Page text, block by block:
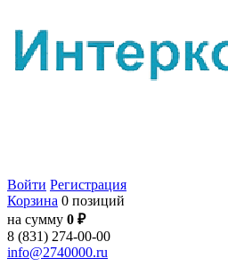
Войти Регистрация
Корзина 0 позиций
на сумму 0 ₽
8 (831) 274-00-00
info@2740000.ru